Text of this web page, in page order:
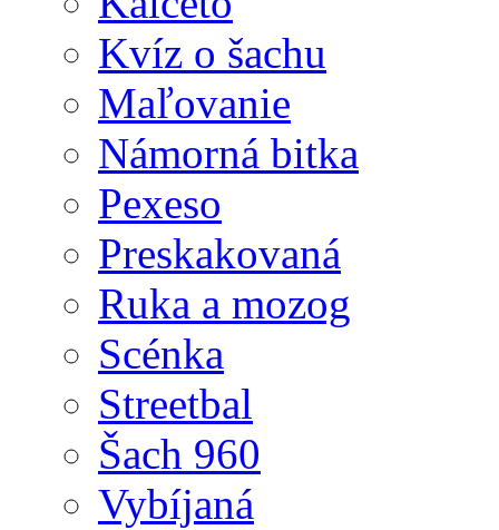
Kvíz o šachu
Maľovanie
Námorná bitka
Pexeso
Preskakovaná
Ruka a mozog
Scénka
Streetbal
Šach 960
Vybíjaná